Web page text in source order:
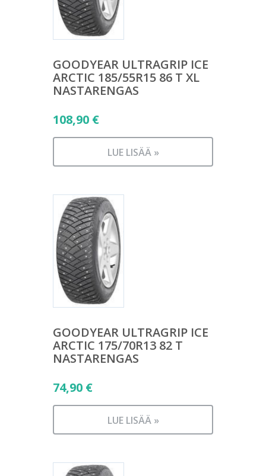
GOODYEAR ULTRAGRIP ICE
ARCTIC 185/55R15 86 T XL
NASTARENGAS
108,90 €
LUE LISÄÄ »
GOODYEAR ULTRAGRIP ICE
ARCTIC 175/70R13 82 T
NASTARENGAS
74,90 €
LUE LISÄÄ »